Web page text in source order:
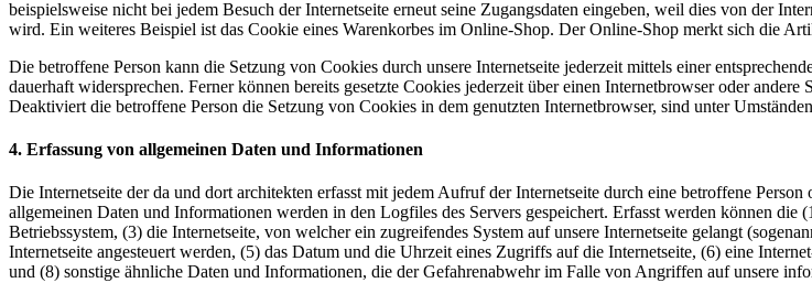
beispielsweise nicht bei jedem Besuch der Internetseite erneut seine Zugangsdaten eingeben, weil dies von der
wird. Ein weiteres Beispiel ist das Cookie eines Warenkorbes im Online-Shop. Der Online-Shop merkt sich die
Die betroffene Person kann die Setzung von Cookies durch unsere Internetseite jederzeit mittels einer
dauerhaft widersprechen. Ferner können bereits gesetzte Cookies jederzeit über einen Internetbrowser oder
Deaktiviert die betroffene Person die Setzung von Cookies in dem genutzten Internetbrowser, sind unter
4. Erfassung von allgemeinen Daten und Informationen
Die Internetseite der da und dort architekten erfasst mit jedem Aufruf der Internetseite durch eine betroffene
allgemeinen Daten und Informationen werden in den Logfiles des Servers gespeichert. Erfasst werden können
Betriebssystem, (3) die Internetseite, von welcher ein zugreifendes System auf unsere Internetseite gelangt
Internetseite angesteuert werden, (5) das Datum und die Uhrzeit eines Zugriffs auf die Internetseite, (6) eine
und (8) sonstige ähnliche Daten und Informationen, die der Gefahrenabwehr im Falle von Angriffen auf unsere